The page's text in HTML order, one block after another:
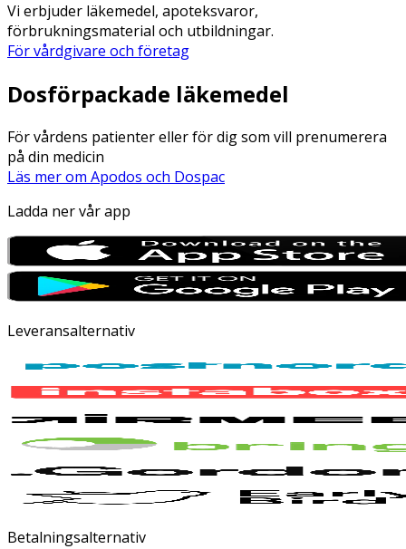
Vi erbjuder läkemedel, apoteksvaror,
förbrukningsmaterial och utbildningar.
För vårdgivare och företag
Dosförpackade läkemedel
För vårdens patienter eller för dig som vill prenumerera
på din medicin
Läs mer om Apodos och Dospac
Ladda ner vår app
Leveransalternativ
Betalningsalternativ